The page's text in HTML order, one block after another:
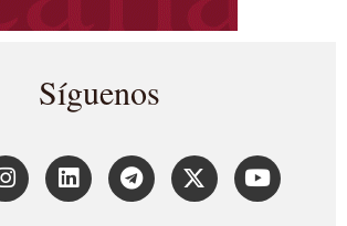
Síguenos